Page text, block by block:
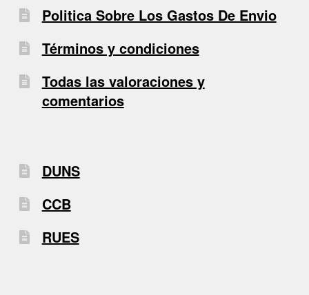
Politica Sobre Los Gastos De Envio
Términos y condiciones
Todas las valoraciones y
comentarios
DUNS
CCB
RUES